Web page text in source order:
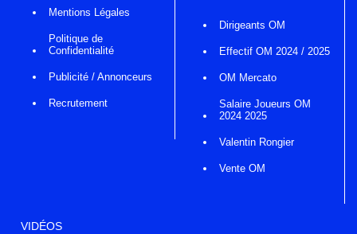
Mentions Légales
Politique de
Confidentialité
Publicité / Annonceurs
Recrutement
Dirigeants OM
Effectif OM 2024 / 2025
OM Mercato
Salaire Joueurs OM
2024 2025
Valentin Rongier
Vente OM
VIDÉOS